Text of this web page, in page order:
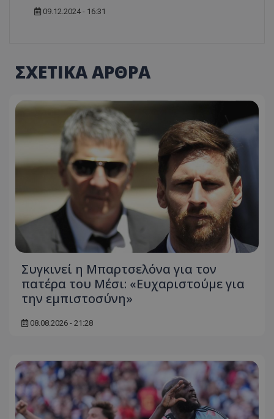
09.12.2024 - 16:31
ΣΧΕΤΙΚΑ ΑΡΘΡΑ
Συγκινεί η Μπαρτσελόνα για τον
πατέρα του Μέσι: «Ευχαριστούμε για
την εμπιστοσύνη»
08.08.2026 - 21:28